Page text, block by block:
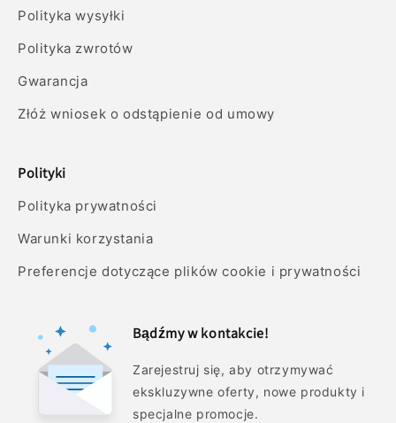
Polityka wysyłki
Polityka zwrotów
Gwarancja
Złóż wniosek o odstąpienie od umowy
Polityki
Polityka prywatności
Warunki korzystania
Preferencje dotyczące plików cookie i prywatności
Bądźmy w kontakcie!
Zarejestruj się, aby otrzymywać
ekskluzywne oferty, nowe produkty i
specjalne promocje.